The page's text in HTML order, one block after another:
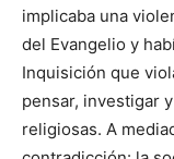
implicaba una
del Evangelio y
Inquisición que
pensar, investigar
religiosas. A